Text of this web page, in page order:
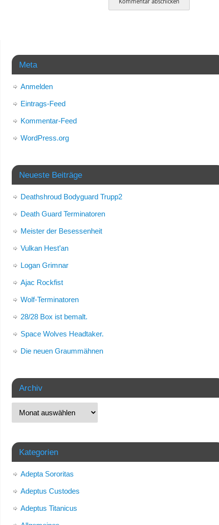
Meta
Anmelden
Eintrags-Feed
Kommentar-Feed
WordPress.org
Neueste Beiträge
Deathshroud Bodyguard Trupp2
Death Guard Terminatoren
Meister der Besessenheit
Vulkan Hest’an
Logan Grimnar
Ajac Rockfist
Wolf-Terminatoren
28/28 Box ist bemalt.
Space Wolves Headtaker.
Die neuen Graummähnen
Archiv
Kategorien
Adepta Sororitas
Adeptus Custodes
Adeptus Titanicus